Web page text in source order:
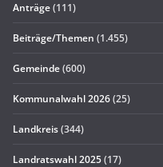
Anträge(111)
Beiträge/Themen (1.455)
Gemeinde(600)
Kommunalwahl 2026(25)
Landkreis(344)
Landratswahl 2025(17)